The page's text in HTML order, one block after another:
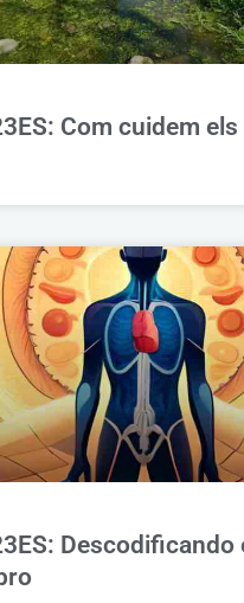
Com cuidem
Descodificando